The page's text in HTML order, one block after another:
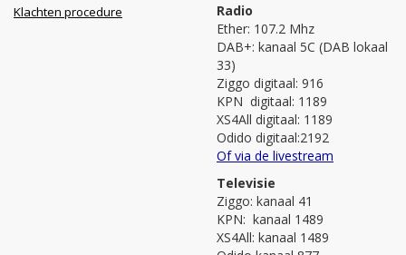
Klachten procedure
Radio
Ether: 107.2 Mhz
DAB+: kanaal 5C (DAB lokaal
33)
Ziggo digitaal: 916
KPN digitaal: 1189
XS4All digitaal: 1189
Odido digitaal:2192
Of via de livestream
Televisie
Ziggo: kanaal 41
KPN: kanaal 1489
XS4All: kanaal 1489